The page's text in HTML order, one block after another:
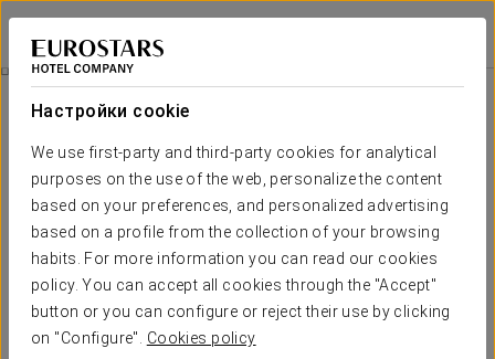
Настройки cookie
We use first-party and third-party cookies for analytical
purposes on the use of the web, personalize the content
based on your preferences, and personalized advertising
based on a profile from the collection of your browsing
habits. For more information you can read our cookies
policy. You can accept all cookies through the "Accept"
button or you can configure or reject their use by clicking
on "Configure". Cookies policy
Claridge Hotel
БУЭНОС-АЙРЕС
Экскурсия По Городу
$45 + НДС